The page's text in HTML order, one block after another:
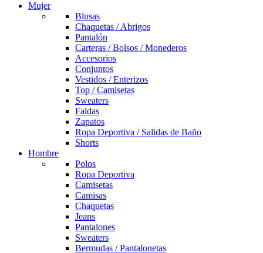
Mujer
Blusas
Chaquetas / Abrigos
Pantalón
Carteras / Bolsos / Monederos
Accesorios
Conjuntos
Vestidos / Enterizos
Top / Camisetas
Sweaters
Faldas
Zapatos
Ropa Deportiva / Salidas de Baño
Shorts
Hombre
Polos
Ropa Deportiva
Camisetas
Camisas
Chaquetas
Jeans
Pantalones
Sweaters
Bermudas / Pantalonetas